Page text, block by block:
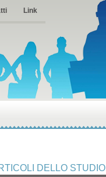
Link
DELLO STUDIO